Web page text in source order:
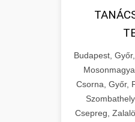
küzdő
🎪
drámai
🎮
Meta
Budapest,
Csorna, Győr,
Csepreg,